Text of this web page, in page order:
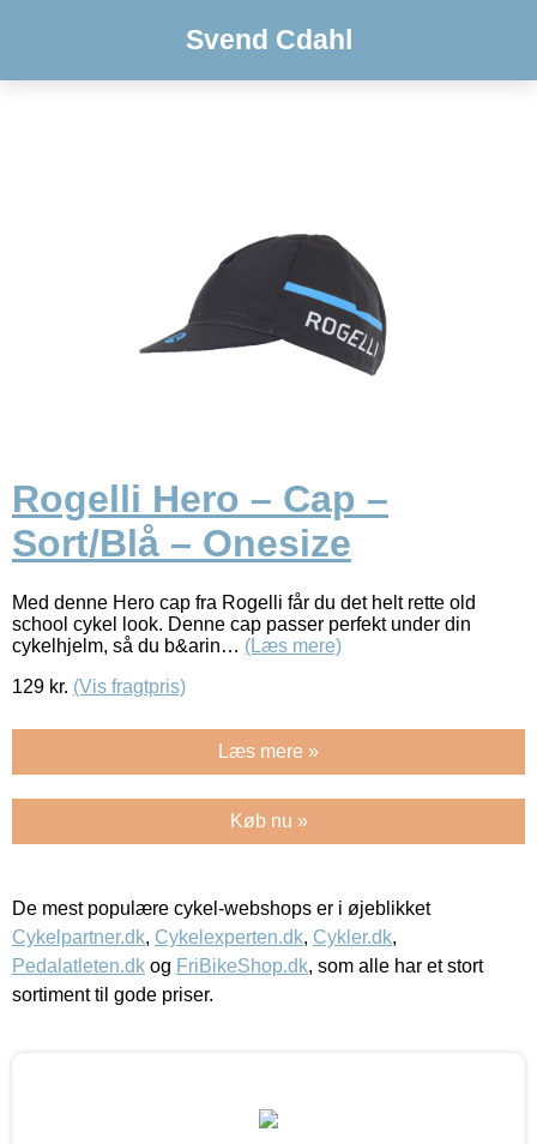
Svend Cdahl
Rogelli Hero – Cap –
Sort/Blå – Onesize
Med denne Hero cap fra Rogelli får du det helt rette old
school cykel look. Denne cap passer perfekt under din
cykelhjelm, så du b&arin… (Læs mere)
129 kr. (Vis fragtpris)
Læs mere »
Køb nu »
De mest populære cykel-webshops er i øjeblikket
Cykelpartner.dk, Cykelexperten.dk, Cykler.dk,
Pedalatleten.dk og FriBikeShop.dk, som alle har et stort
sortiment til gode priser.